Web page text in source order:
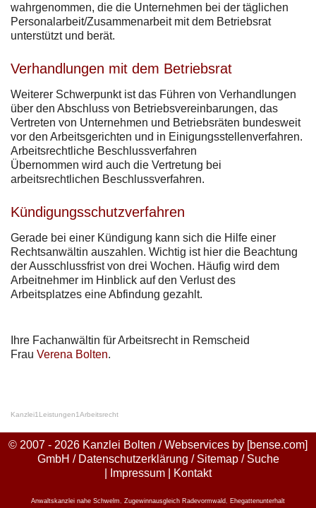
wahrgenommen, die die Unternehmen bei der täglichen
Personalarbeit/Zusammenarbeit mit dem Betriebsrat
unterstützt und berät.
Verhandlungen mit dem Betriebsrat
Weiterer Schwerpunkt ist das Führen von Verhandlungen
über den Abschluss von Betriebsvereinbarungen, das
Vertreten von Unternehmen und Betriebsräten bundesweit
vor den Arbeitsgerichten und in Einigungsstellenverfahren.
Arbeitsrechtliche Beschlussverfahren
Übernommen wird auch die Vertretung bei
arbeitsrechtlichen Beschlussverfahren.
Kündigungsschutzverfahren
Gerade bei einer Kündigung kann sich die Hilfe einer
Rechtsanwältin auszahlen. Wichtig ist hier die Beachtung
der Ausschlussfrist von drei Wochen. Häufig wird dem
Arbeitnehmer im Hinblick auf den Verlust des
Arbeitsplatzes eine Abfindung gezahlt.
Ihre Fachanwältin für Arbeitsrecht in Remscheid
Frau Verena Bolten.
Kanzlei1 Leistungen1Arbeitsrecht
© 2007 - 2026 Kanzlei Bolten / Webservices by [bense.com]
GmbH / Datenschutzerklärung / Sitemap/ Suche
Impressum Kontakt
Anwaltskanzlei nahe Schwelm Zugewinnausgleich Radevormwald Ehegattenunterhalt